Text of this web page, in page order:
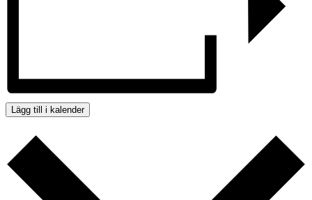
Lägg till i kalender